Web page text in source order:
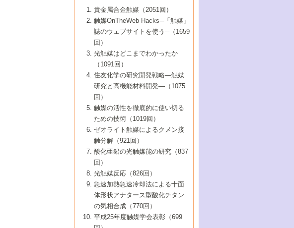
8号 高機能化ポリオレフィンに向けた重合
触媒の最近の進展
7号 持続可能社会実現のための触媒および
触媒関連技術
5号 若手会員による触媒研究の未来展望1：
企業編
6号 第102回触媒討論会
7号 触媒・化学反応における計算化学の進
8号 若手研究者による触媒研究の未来展望
2：大学・研究所編
5号 こんな物質，あんな物質―新たな触媒
の可能性―
7号 『結晶の化学』を活かした触媒研究
8号 イオン液体の応用
5号 水素製造・貯蔵のための触媒技術の新
しい展開
6号 第98回触媒討論会
7号 基礎化学品製造の触媒技術
8号 多機能型リアクター
4号 水分解用光触媒材料
5号 時間分解分光の進歩と応用
6号 第96回触媒討論会
8号 超臨界流体を用いた化学プロセスの新
2号 第93回触媒討論会
3号 特殊エネルギー場の触媒反応
4号 生体内における金属の触媒作用
5号 ファインケミカルズの展開に寄与する
6号 第94回触媒討論会
7号 サブナノレベルでみた新しい表面現象
8号 オレフィン重合触媒の新たな展
1号 なぜこの触媒が良いのか？
2号 第91回触媒討論会
3号 最近の自動車排ガス処理技術
4号 触媒研究の現状と将来─第90回触媒討論
5号 基礎化学品製造の触媒技術
6号 第92回触媒討論会
7号 基礎化学品製造の触媒技術
8号 資源の循環と触媒技術
▼44巻（2002年）
1号 高次制御された触媒の化学
2号 第89回触媒討論会
3号 触媒を利用した電気化学の新展開
4号 ナノ材料の調製と機能化
5号 こんな触媒が欲しい
6号 第90回触媒討論会
7号 触媒研究と学術雑誌/情報
8号 若い世代からみた触媒化学の現状と未
▼43巻（2001年）
1号 グリーンケミストリーと触媒
2号 第87回触媒討論会特集号
3号 生体触媒とバイオプロセス
4号 水素製造・利用の触媒化学
5号 触媒研究における新しい切り口：コン
ビナトリアルケミストリー
6号 第88回触媒討論会特集号
7号 企業における触媒研究のブレークスル
8号 この材料を触媒として使ってみません
▼42巻（2000年）
1号 触媒反応工学の明日を拓く
2号 第85回触媒討論会
3号 反応ダイナミクス
5号 触媒のおもしろさをどのように伝える
6号 第86回触媒討論会
7号 水素化精製触媒の新しい展開
8号 新しい反応性と機能性を目指した金属
クラスタ-化学
▼41巻（1999年）
1号 孔、穴、あな?-特異な空間とその利用-
2号 第83回触媒討論会
3号 均一系触媒反応最前線
4号 実用炭素材料の新展開
5号 研究の方法論を考える
7号 機能性金属材料と触媒
8号 触媒研究へのNMRの応用と展望
▼40巻（1998年）
進展と21世紀への提言/創立40周年記念・触
媒学会この10年の歩みとこれから/創立40周
2号 第81回触媒討論会
3号 計算機触媒化学へのさそい
4号 触媒劣化の制御と予測
5号 最新の実用プロセスと触媒
6号 第82回触媒討論会
7号 ナノ構造体の化学
8号 あの反応は今
1号 均一系と不均一系触媒反応-その特徴と
接点
2号 第79回触媒討論会
3号 最新NO除去触媒の実用化研究
4号 新しい反応場を目指した触媒調製
5号 反応・分離技術の新しい展開
6号 第80回触媒討論会
8号 AFMでみる世界
▼38巻（1996年）
1号 触媒の構造と触媒作用/C1化学を中心と
する21世紀への触媒
3号 オリンピックメダル:金・銀・銅はどん
な触媒作用を示すか
4号 触媒作用における機能の複合化
5号 未来を拓け！若手研究者
6号 第78回触媒討論会
7号 ダイナミックな領域への触媒研究の展
開/C1化学を中心とする21世紀への触媒
▼37巻（1995年）
1号 ファインケミカルズと固体触媒
2号 第75回触媒討論会
3号 希土類を利用した触媒
4号 触媒とリサイクル
5号 エネルギー変換触媒
6号 第76回触媒討論会
7号 表面吸着相の新しい展開
8号 マイクロポーラス・クリスタル触媒の
▼36巻（1994年）
1号 電気化学と触媒
2号 第73回触媒討論会
3号 C4化学の展開
4号 《通常号》
5号 《通常号》
6号 第74回触媒討論会
▼35巻（1993年）
1号 工業触媒開発マニュアル―探索から工
業化まで
2号 第71回触媒討論会
3号 研究開発のうらおもて―着想と展開
4号 触媒劣化と寿命の予測
5号 環境に優しい触媒
▼34巻（1992年）
1号 インパクトを与えたこの研究
2号 第69回触媒討論会
3号 ケミカルズ合成触媒―新しい展開と応
▼33巻（1991年）
1号 触媒プロセス開発マニュアル―探索か
ら工業化まで，知っておきたいこと PartII
2号 第67回触媒討論会
▼32巻（1990年）
1号 21世紀に向けて触媒研究の飛躍をめざ
す―触媒化学の裾野を広げよう
2号 第65回触媒討論会
▼31巻（1989年）
1号 情報科学と反応設計・材料設計
▼30巻（1988年）
貴金属合金触媒（2051回）
触媒OnTheWeb Hacks─「触媒」
誌のウェブサイトを使う─（1659
回）
光触媒はどこまでわかったか
（1091回）
住友化学の研究開発戦略―触媒
研究と高機能材料開発―（1075
回）
触媒の活性を徹底的に使い切る
ための技術（1019回）
ゼオライト触媒によるクメン接
触分解（921回）
酸化亜鉛の光触媒能の研究（837
回）
光触媒反応（826回）
急速加熱急速冷却法による十面
体形状アナタース型酸化チタン
の気相合成（770回）
平成25年度触媒学会表彰（699